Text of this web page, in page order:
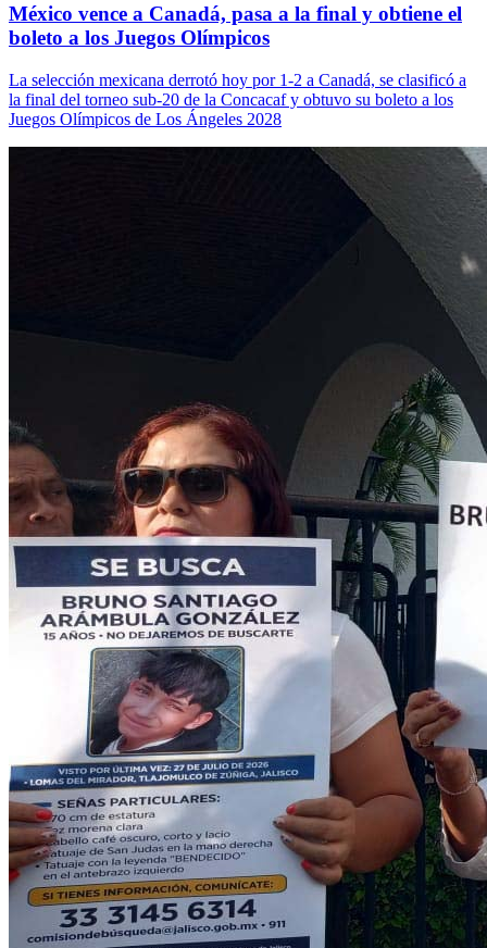
México vence a Canadá, pasa a la final y obtiene el
boleto a los Juegos Olímpicos
La selección mexicana derrotó hoy por 1-2 a Canadá, se clasificó a
la final del torneo sub-20 de la Concacaf y obtuvo su boleto a los
Juegos Olímpicos de Los Ángeles 2028